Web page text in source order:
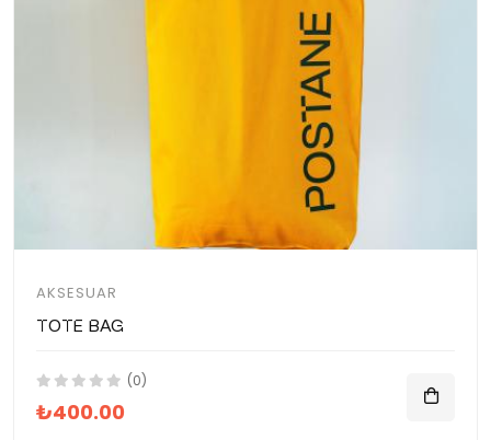
AKSESUAR
Tote Bag
(0)
₺400.00